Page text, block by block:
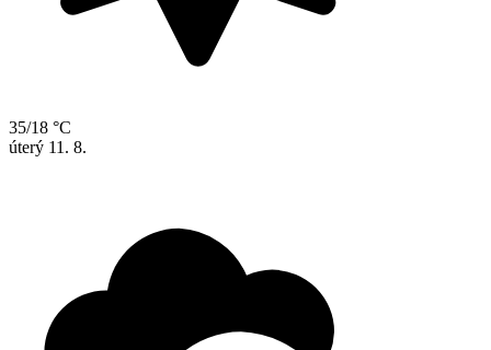
35/18 °C
úterý 11. 8.